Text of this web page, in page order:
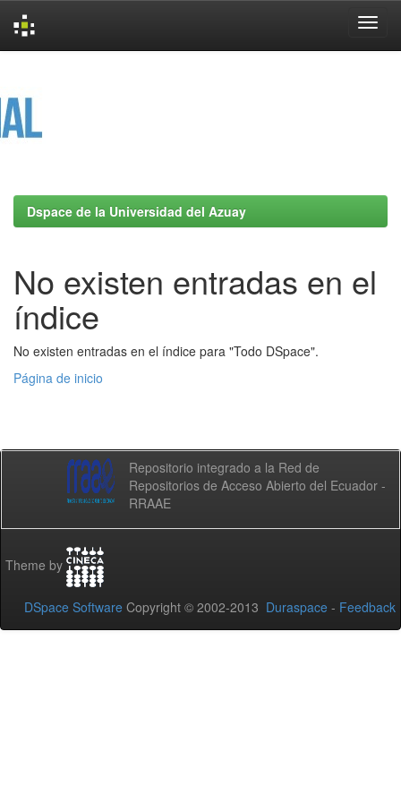
Dspace de la Universidad del Azuay
No existen entradas en el
índice
No existen entradas en el índice para "Todo DSpace".
Página de inicio
Repositorio integrado a la Red de
Repositorios de Acceso Abierto del Ecuador -
RRAAE
Theme by
DSpace Software Copyright © 2002-2013 Duraspace - Feedback